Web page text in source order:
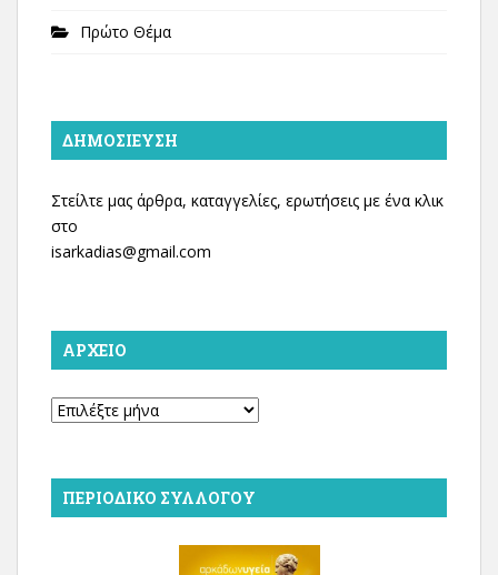
Πρώτο Θέμα
ΔΗΜΟΣΊΕΥΣΗ
Στείλτε μας άρθρα, καταγγελίες, ερωτήσεις με ένα κλικ
στο
isarkadias@gmail.com
ΑΡΧΕΊΟ
Αρχείο
ΠΕΡΙΟΔΙΚΌ ΣΥΛΛΌΓΟΥ